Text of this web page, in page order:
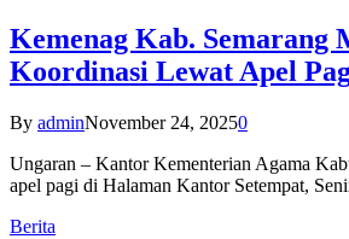
Kemenag Kab. Semarang
Koordinasi Lewat Apel
By adminNovember 24, 20250
Ungaran – Kantor Kementerian Agama
apel pagi di Halaman Kantor Setempat,
Berita